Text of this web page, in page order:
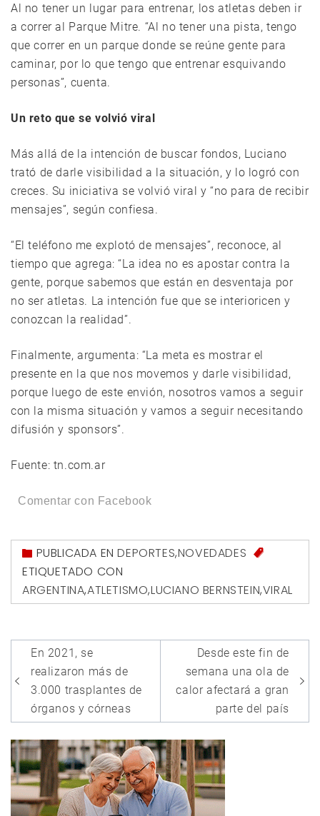
Al no tener un lugar para entrenar, los atletas deben ir
a correr al Parque Mitre. “Al no tener una pista, tengo
que correr en un parque donde se reúne gente para
caminar, por lo que tengo que entrenar esquivando
personas”, cuenta.
Un reto que se volvió viral
Más allá de la intención de buscar fondos, Luciano
trató de darle visibilidad a la situación, y lo logró con
creces. Su iniciativa se volvió viral y “no para de recibir
mensajes”, según confiesa.
“El teléfono me explotó de mensajes”, reconoce, al
tiempo que agrega: “La idea no es apostar contra la
gente, porque sabemos que están en desventaja por
no ser atletas. La intención fue que se interioricen y
conozcan la realidad”.
Finalmente, argumenta: “La meta es mostrar el
presente en la que nos movemos y darle visibilidad,
porque luego de este envión, nosotros vamos a seguir
con la misma situación y vamos a seguir necesitando
difusión y sponsors”.
Fuente: tn.com.ar
Comentar con Facebook
PUBLICADA ENDEPORTES,NOVEDADES
ETIQUETADO CON
ARGENTINA,ATLETISMO,LUCIANO BERNSTEIN,VIRAL
Navegación
de
entradas
En 2021, se
realizaron más de
3.000 trasplantes de
órganos y córneas
Desde este fin de
semana una ola de
calor afectará a gran
parte del país